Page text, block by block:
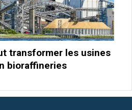
transformer les usines
bioraffineries